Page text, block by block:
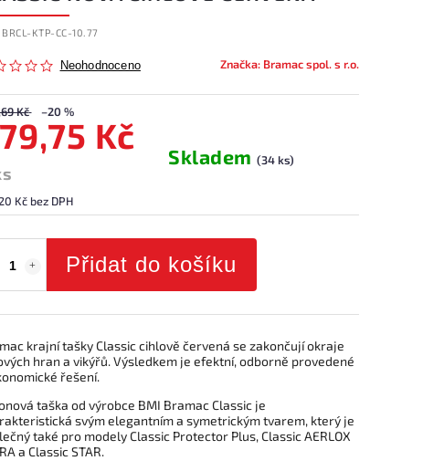
BRCL-KTP-CC-10.77
Neohodnoceno Značka: Bramac spol. s r.o.
Kč –20 %
Kč
Kč bez DPH
Skladem(34 ks)
Přidat do košíku
krajní tašky Classic cihlově červená se zakončují okraje
hran a vikýřů. Výsledkem je efektní, odborně provedené
řešení.
taška od výrobce BMI Bramac Classic je
svým elegantním a symetrickým tvarem, který je
také pro modely Classic Protector Plus, Classic AERLOX
a Classic STAR.